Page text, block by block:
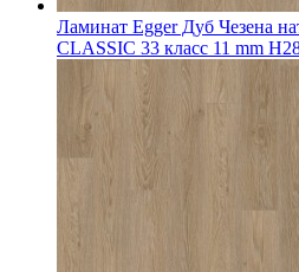
Ламинат Egger Дуб Чезена
CLASSIC 33 класс 11 mm